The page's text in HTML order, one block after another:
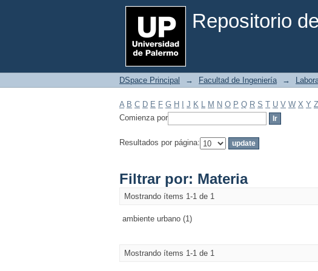
Repositorio
Filtrar por: Materia
DSpace Principal → Facultad de Ingeniería →
A B C D E F G H J K L M N O P Q R S T U V W X Y Z
Comienza por
Resultados por página:
Filtrar por: Materia
Mostrando ítems 1-1 de 1
ambiente urbano (1)
Mostrando ítems 1-1 de 1